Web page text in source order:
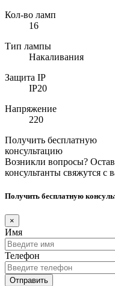
Кол-во ламп
16
Тип лампы
Накаливания
Защита IP
IP20
Напряжение
220
Получить бесплатную
консультацию
Возникли вопросы?
консультанты свяжутся
Получить бесплатную
×
Имя
Телефон
Отправить